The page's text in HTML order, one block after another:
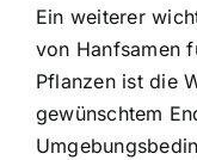
Ein weiterer
von Hanfsamen
Pflanzen ist die
gewünschtem